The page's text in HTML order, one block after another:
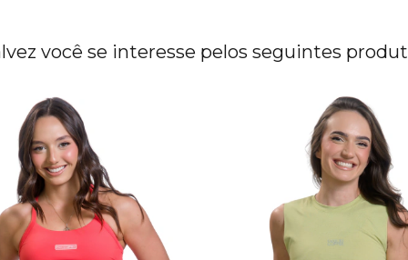
você se interesse pelos seguintes